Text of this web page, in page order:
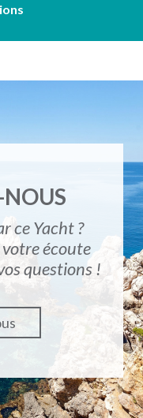
ce Yacht ?
écoute
questions !